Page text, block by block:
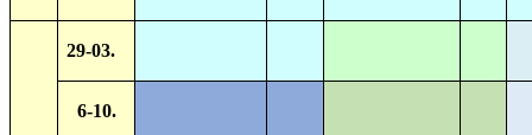
29-03.
6-10.